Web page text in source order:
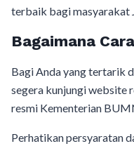
terbaik bagi masyarakat
Bagaimana
Bagi Anda yang tertarik
segera kunjungi website
resmi Kementerian
Perhatikan persyaratan